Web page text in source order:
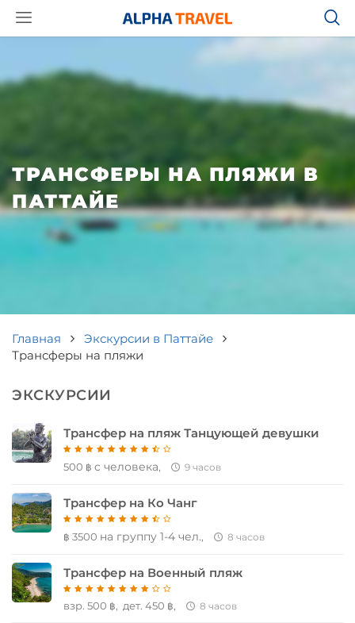
ТРАНСФЕРЫ НА ПЛЯЖИ В
ПАТТАЙЕ
Главная
Экскурсии в Паттайе
Трансферы на пляжи
ЭКСКУРСИИ
Трансфер на пляж Танцующей девушки
500 ฿ c человека, 9 часов
Трансфер на Ко Чанг
฿ 3500 на группу 1-4 чел., 8 часов
Трансфер на Военный пляж
взр. 500 ฿, дет. 450 ฿, 8 часов